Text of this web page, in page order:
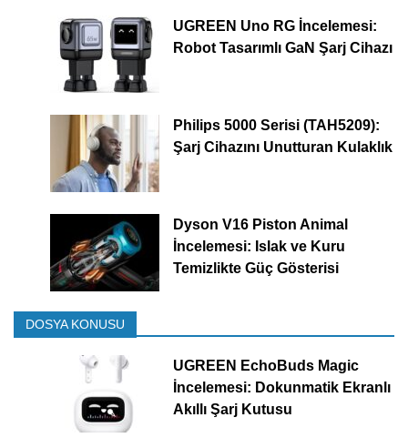
UGREEN Uno RG İncelemesi:
Robot Tasarımlı GaN Şarj Cihazı
Philips 5000 Serisi (TAH5209):
Şarj Cihazını Unutturan Kulaklık
Dyson V16 Piston Animal
İncelemesi: Islak ve Kuru
Temizlikte Güç Gösterisi
DOSYA KONUSU
UGREEN EchoBuds Magic
İncelemesi: Dokunmatik Ekranlı
Akıllı Şarj Kutusu